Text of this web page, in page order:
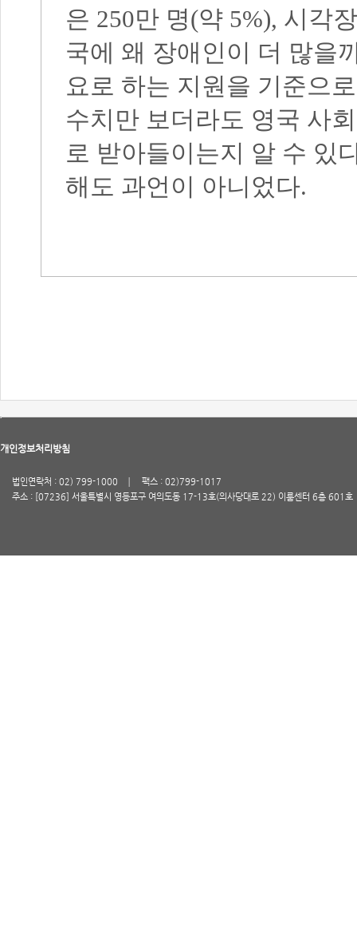
은 250만 명(약 5%), 시각
국에 왜 장애인이 더 많을
요로 하는 지원을 기준으
수치만 보더라도 영국 사
로 받아들이는지 알 수 있
해도 과언이 아니었다.
개인정보처리방침
법인연락처 : 02) 799-1000
팩스 : 02)799-1017
주소 : [07236] 서울특별시 영등포구 여의도동 17-13호(의사당대로 22) 이룸센터 6층 601호